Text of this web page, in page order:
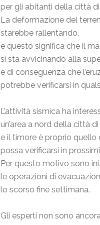
per gli abitanti della città di
La deformazione del
starebbe rallentando,
e questo significa che il
si sta avvicinando alla
e di conseguenza che
potrebbe verificarsi in
L’attività sismica ha
un’area a nord della città
e il timore è proprio quello
possa verificarsi in
Per questo motivo sono
le operazioni di
lo scorso fine settimana.
Gli esperti non sono